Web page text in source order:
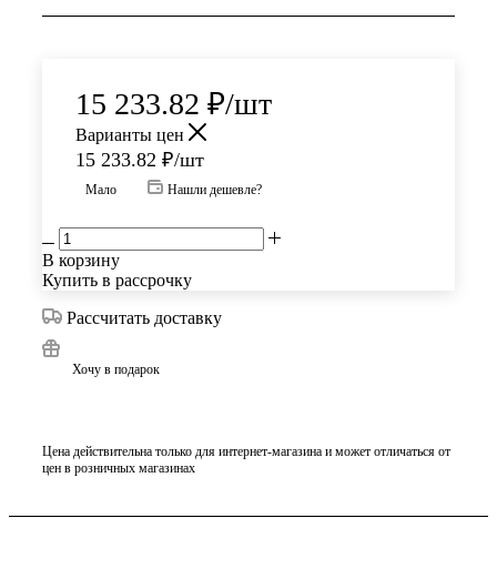
15 233.82 ₽/шт
Варианты цен
15 233.82 ₽/шт
Мало Нашли дешевле?
В корзину
Купить в рассрочку
Рассчитать доставку
Хочу в подарок
Цена действительна только для интернет-магазина и может отличаться от
цен в розничных магазинах